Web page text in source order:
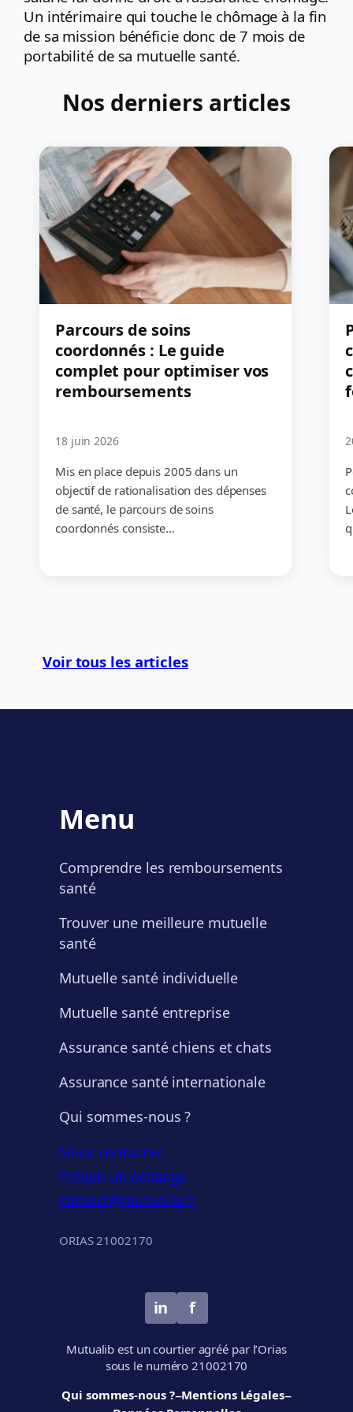
Un intérimaire qui touche le chômage à la fin
de sa mission bénéficie donc de 7 mois de
portabilité de sa mutuelle santé.
Nos derniers articles
Parcours de soins
coordonnés : Le guide
complet pour optimiser vos
remboursements
18 juin 2026
Mis en place depuis 2005 dans un
objectif de rationalisation des dépenses
de santé, le parcours de soins
coordonnés consiste…
Voir tous les articles
Menu
Comprendre les remboursements
santé
Trouver une meilleure mutuelle
santé
Mutuelle santé individuelle
Mutuelle santé entreprise
Assurance santé chiens et chats
Assurance santé internationale
Qui sommes-nous ?
Nous contacter
Prévoir un échange
contact@mutualib.fr
ORIAS 21002170
in f
Mutualib est un courtier agréé par l’Orias
sous le numéro 21002170
Qui sommes-nous ?–Mentions Légales–